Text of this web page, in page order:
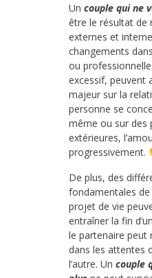
Un couple qui ne
être le résultat de
externes et
changements
ou
excessif, peuvent
majeur sur la
personne se
même ou sur des
extérieures,
progressivement.
De plus, des
fondamentales
projet de vie
entraîner la fin
le partenaire peut
dans les attentes
l’autre. Un couple